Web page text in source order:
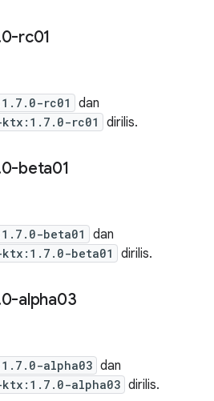
0-rc01
rc01 dan
rc01 dirilis.
0-beta01
beta01 dan
beta01 dirilis.
0-alpha03
alpha03 dan
alpha03 dirilis.